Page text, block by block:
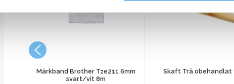
Märkband Brother Tze211 6mm
svart/vit 8m
Skaft Trä obehandlat